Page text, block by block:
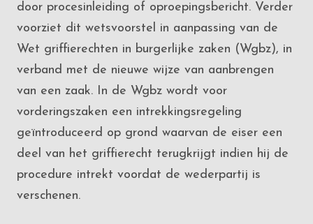
door procesinleiding of oproepingsbericht. Verder
voorziet dit wetsvoorstel in aanpassing van de
Wet griffierechten in burgerlijke zaken (Wgbz), in
verband met de nieuwe wijze van aanbrengen
van een zaak. In de Wgbz wordt voor
vorderingszaken een intrekkingsregeling
geïntroduceerd op grond waarvan de eiser een
deel van het griffierecht terugkrijgt indien hij de
procedure intrekt voordat de wederpartij is
verschenen.